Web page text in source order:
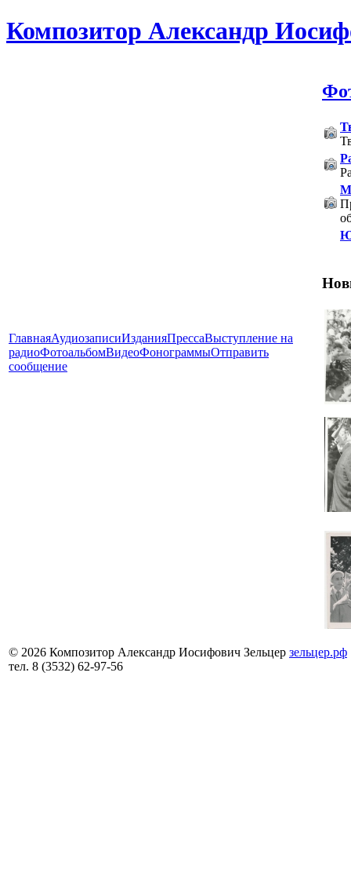
Композитор Александр
ГлавнаяАудиозаписиИзданияПрессаВыступление на
радиоФотоальбомВидеоФонограммыОтправить
сообщение
© 2026 Композитор Александр Иосифович Зельцер зельцер.рф
тел. 8 (3532) 62-97-56